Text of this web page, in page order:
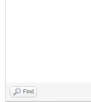
Find